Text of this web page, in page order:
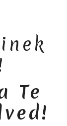
Te